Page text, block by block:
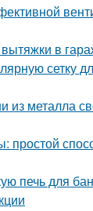
в
сетку
из металла
простой
печь для